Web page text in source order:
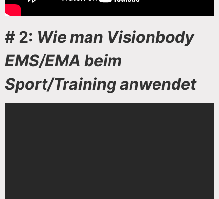
# 2: Wie man Visionbody
EMS/EMA beim
Sport/Training anwendet